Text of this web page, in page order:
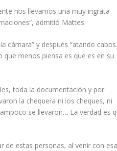
nos llevamos una muy ingrata
admitió Mattes.
cámara” y después “atando cabos
menos piensa es que es en su
toda la documentación y por
la chequera ni los cheques, ni
se llevaron… La verdad es
de estas personas, al venir con